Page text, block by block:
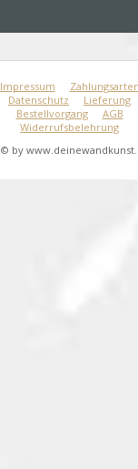
Impressum
Zahlungsarten
Datenschutz
Lieferung
Bestellvorgang
AGB
Widerrufsbelehrung
© by